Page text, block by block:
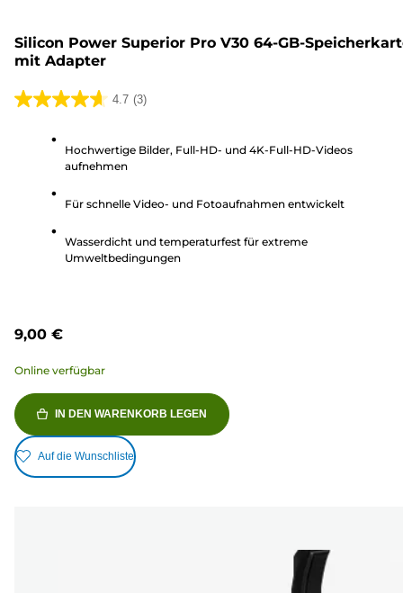
Silicon Power Superior Pro V30 64-GB-
mit Adapter
4.7 (3)
4.7
Sternen.
Hochwertige Bilder, Full-HD- und 4K-Full-HD-Videos
aufnehmen
Für schnelle Video- und Fotoaufnahmen entwickelt
Wasserdicht und temperaturfest für extreme
Umweltbedingungen
9,00 €
Online verfügbar
IN DEN WARENKORB LEGEN
Auf die Wunschliste